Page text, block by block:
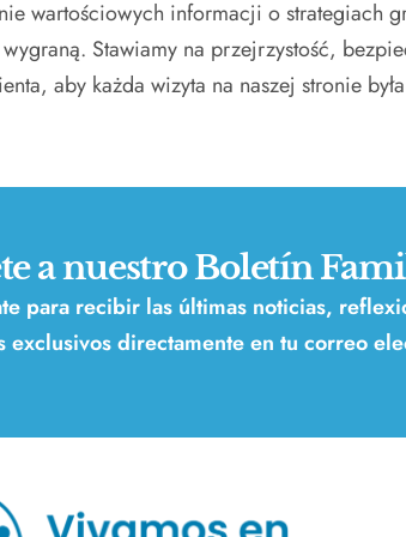
wartościowych informacji o strategiach
wygraną. Stawiamy na przejrzystość,
aby każda wizyta na naszej stronie
a nuestro Boletín
para recibir las últimas noticias,
exclusivos directamente en tu correo